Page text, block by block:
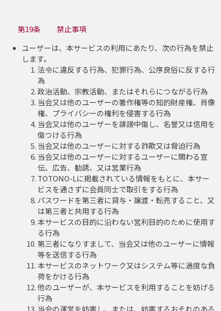
第19条 禁止事項
ユーザーは、本サービスの利用にあたり、次の行為を禁止
します。
法令に違反する行為、犯罪行為、公序良俗に反する行
為
政治活動、宗教活動、またはそれらにつながる行為
当会又は他のユーザーの著作権等の知的財産権、肖像
権、プライバシーの権利を侵害する行為
当会又は他のユーザーを誹謗中傷し、名誉又は信用を
傷つける行為
当会又は他のユーザーに対する詐欺又は脅迫行為
当会又は他のユーザーに対するユーザーに関わる宣
伝、広告、勧誘、又は営業行為
TOTONO-Lに掲載されている情報をもとに、本サー
ビスを通さずに会員同士で取引をする行為
パスワードを第三者に貸与・譲渡・転売すること、又
は第三者と共用する行為
本サービスの目的に沿わない営利目的のために使用す
る行為
第三者になりすまして、当会又は他のユーザーに情報
等を送信する行為
本サービスのネットワーク又はシステム等に過度な負
荷をかける行為
他のユーザーが、本サービスを利用することを妨げる
行為
当会の運営を妨害し、または、妨害するおそれのある